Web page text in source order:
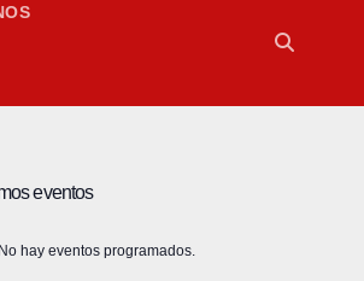
eventos
No hay eventos programados.